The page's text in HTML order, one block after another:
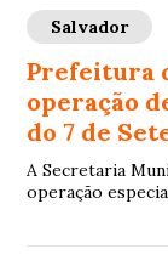
Salvador
Prefeitura
operação
do 7 de
A Secretaria
operação